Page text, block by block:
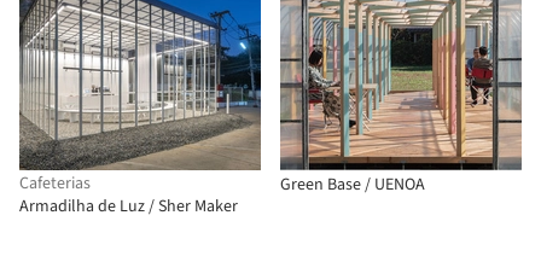
Cafeterias
Armadilha de Luz / Sher Maker
Green Base / UENOA